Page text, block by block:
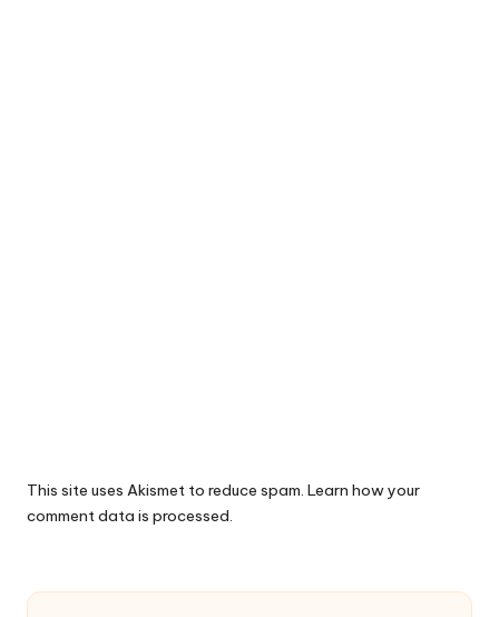
This site uses Akismet to reduce spam. Learn how your
comment data is processed.